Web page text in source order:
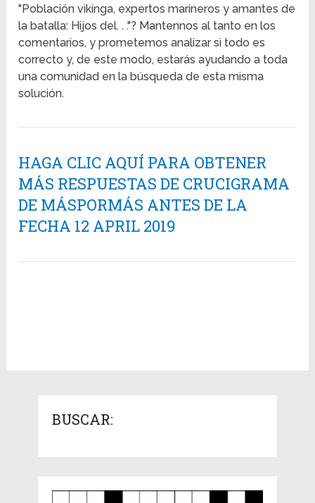
"Población vikinga, expertos marineros y amantes de
la batalla: Hijos del. . ."? Mantennos al tanto en los
comentarios, y prometemos analizar si todo es
correcto y, de este modo, estarás ayudando a toda
una comunidad en la búsqueda de esta misma
solución.
HAGA CLIC AQUÍ PARA OBTENER
MÁS RESPUESTAS DE CRUCIGRAMA
DE MÁSPORMÁS ANTES DE LA
FECHA 12 APRIL 2019
BUSCAR: